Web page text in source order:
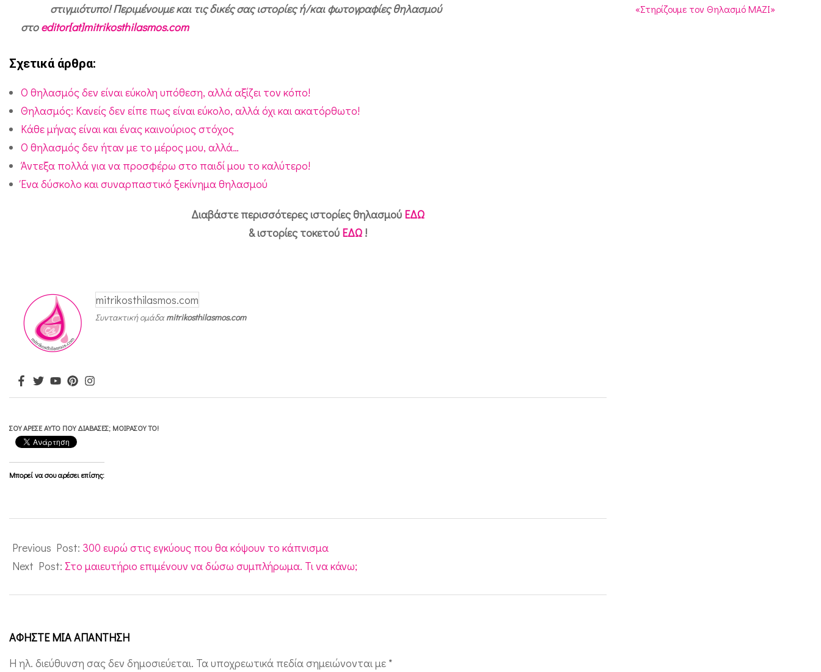
ό
τ
ω
ν
π
στιγμιότυπο! Περιμένουμε και τις δικές σας ιστορίες ή/και φωτογραφίες θηλασμού
στοeditor[at]mitrikosthilasmos.com
Σχετικά άρθρα:
Ο θηλασμός δεν είναι εύκολη υπόθεση, αλλά αξίζει τον κόπο!
Θηλασμός: Κανείς δεν είπε πως είναι εύκολο, αλλά όχι και ακατόρθωτο!
Κάθε μήνας είναι και ένας καινούριος στόχος
Ο θηλασμός δεν ήταν με το μέρος μου, αλλά…
Άντεξα πολλά για να προσφέρω στο παιδί μου το καλύτερο!
Ένα δύσκολο και συναρπαστικό ξεκίνημα θηλασμού
Διαβάστε περισσότερες ιστορίες θηλασμού ΕΔΩ
& ιστορίες τοκετού ΕΔΩ !
mitrikosthilasmos.com
Συντακτική ομάδαmitrikosthilasmos.com
ΣΟΥ ΆΡΕΣΕ ΑΥΤΌ ΠΟΥ ΔΙΆΒΑΣΕΣ; ΜΟΙΡΆΣΟΥ ΤΟ!
Μπορεί να σου αρέσει επίσης:
05-
12
Previous Post: 300 ευρώ στις εγκύους που θα κόψουν το κάπνισμα
Next Post: Στο μαιευτήριο επιμένουν να δώσω συμπλήρωμα. Τι να κάνω;
ΑΦΉΣΤΕ ΜΙΑ ΑΠΆΝΤΗΣΗ
Η ηλ. διεύθυνση σας δεν δημοσιεύεται. Τα υποχρεωτικά πεδία σημειώνονται με *
«Στηρίζουμε τον Θηλασμό ΜΑΖΙ»